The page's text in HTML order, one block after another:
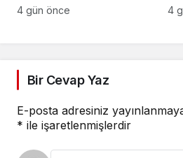
Siyasi Partiler
4 gün önce 4
Bir Cevap Yaz
E-posta adresiniz
* ile işaretlenmişlerdir